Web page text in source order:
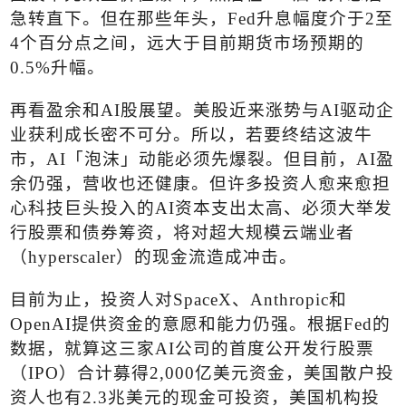
急转直下。但在那些年头， Fed升息幅度介于2至
4个百分点之间，远大于目前期货市场预期的
0.5%升幅。
再看盈余和AI股展望。美股近来涨势与AI驱动企
业获利成长密不可分。所以，若要终结这波牛
市， AI 「泡沫」动能必须先爆裂。但目前， AI盈
余仍强，营收也还健康。但许多投资人愈来愈担
心科技巨头投入的AI资本支出太高、必须大举发
行股票和债券筹资，将对超大规模云端业者
（hyperscaler）的现金流造成冲击。
目前为止，投资人对SpaceX、 Anthropic和
OpenAI提供资金的意愿和能力仍强。根据Fed的
数据，就算这三家AI公司的首度公开发行股票
（IPO）合计募得2,000亿美元资金，美国散户投
资人也有2.3兆美元的现金可投资，美国机构投